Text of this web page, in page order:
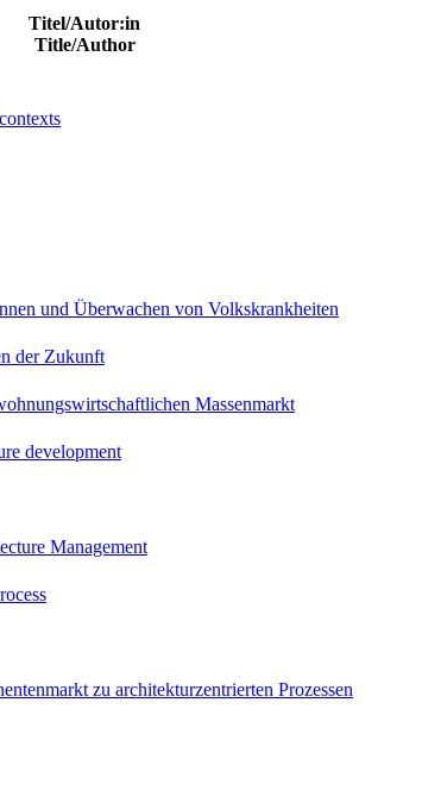
Titel/Autor:in
Title/Author
und Überwachen von Volkskrankheiten
der Zukunft
Massenmarkt
development
Management
zu architekturzentrierten Prozessen